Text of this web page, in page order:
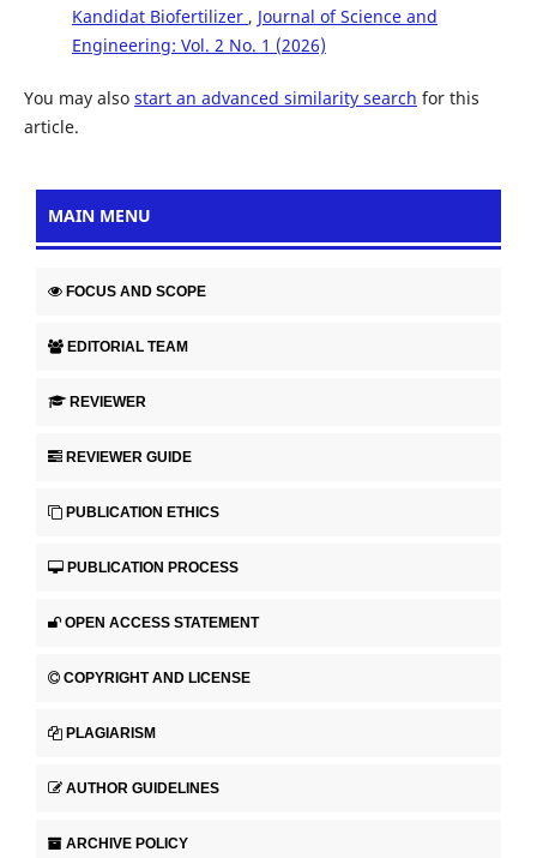
Kandidat Biofertilizer , Journal of Science and
Engineering: Vol. 2 No. 1 (2026)
You may also start an advanced similarity search for this
article.
MAIN MENU
FOCUS AND SCOPE
EDITORIAL TEAM
REVIEWER
REVIEWER GUIDE
PUBLICATION ETHICS
PUBLICATION PROCESS
OPEN ACCESS STATEMENT
COPYRIGHT AND LICENSE
PLAGIARISM
AUTHOR GUIDELINES
ARCHIVE POLICY